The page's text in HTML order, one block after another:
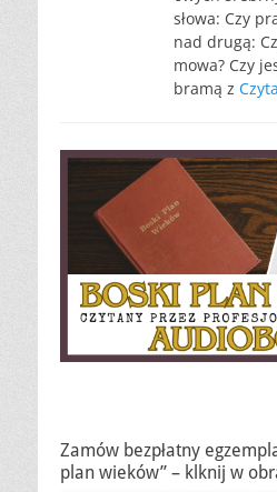
słowa: Czy
nad drugą:
mowa? Czy
bramą z
Zamów bezpłatny
plan wieków” – klknij w